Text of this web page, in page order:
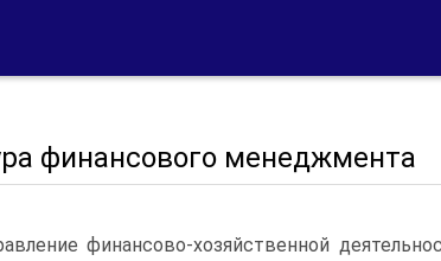
финансового менеджмента
финансово-хозяйственной